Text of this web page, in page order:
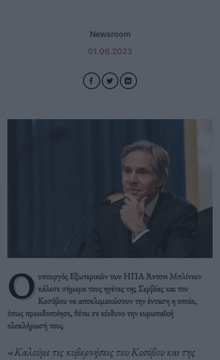
Newsroom
01.06.2023
Ο υπουργός Εξωτερικών των ΗΠΑ ΆντονιΜπλίνκεν
κάλεσε σήμερα τους ηγέτες της Σερβίας και του
Κοσόβου να αποκλιμακώσουν την ένταση η οποία,
όπως προειδοποίησε, θέτει σε κίνδυνο την ευρωπαϊκή
ολοκλήρωσή τους.
«Καλούμε τις κυβερνήσεις του Κοσόβου και της